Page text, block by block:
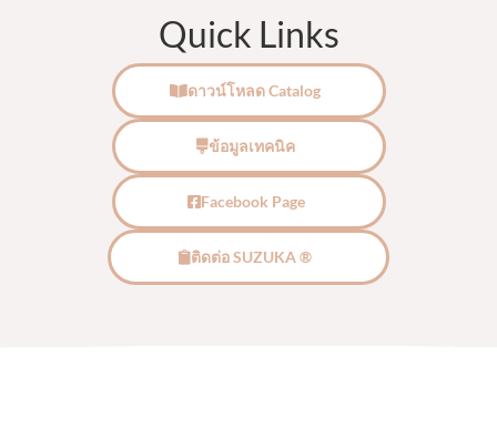
Quick Links
ดาวน์โหลด Catalog
ข้อมูลเทคนิค
Facebook Page
ติดต่อ SUZUKA ®